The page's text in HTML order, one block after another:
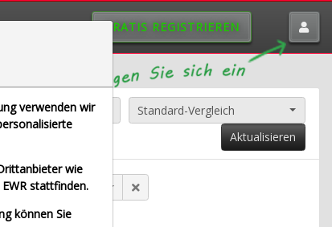
GRATIS REGISTRIEREN
Alle Aktien entfernen
Standard-Vergleich
Aktualisieren
(Echtzeit Euro)
verwenden wir
wie
stattfinden.
können Sie